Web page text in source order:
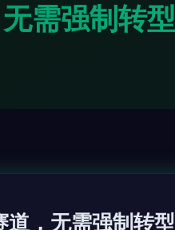
需强制转型
道，无需强制转型